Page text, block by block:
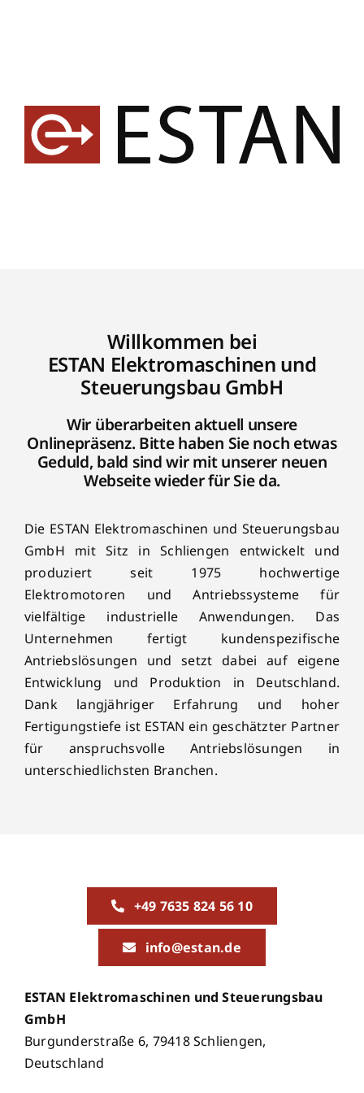
Willkommen bei
ESTAN Elektromaschinen und
Steuerungsbau GmbH
Wir überarbeiten aktuell unsere
Onlinepräsenz. Bitte haben Sie noch etwas
Geduld, bald sind wir mit unserer neuen
Webseite wieder für Sie da.
Die ESTAN Elektromaschinen und Steuerungsbau
GmbH mit Sitz in Schliengen entwickelt und
produziert seit 1975 hochwertige
Elektromotoren und Antriebssysteme für
vielfältige industrielle Anwendungen. Das
Unternehmen fertigt kundenspezifische
Antriebslösungen und setzt dabei auf eigene
Entwicklung und Produktion in Deutschland.
Dank langjähriger Erfahrung und hoher
Fertigungstiefe ist ESTAN ein geschätzter Partner
für anspruchsvolle Antriebslösungen in
unterschiedlichsten Branchen.
+49 7635 824 56 10
info@estan.de
ESTAN Elektromaschinen und Steuerungsbau
GmbH
Burgunderstraße 6, 79418 Schliengen,
Deutschland